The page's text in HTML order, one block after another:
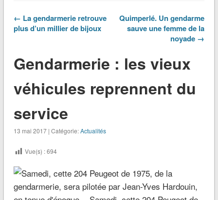
← La gendarmerie retrouve
plus d’un millier de bijoux
Quimperlé. Un gendarme
sauve une femme de la
noyade →
Gendarmerie : les vieux
véhicules reprennent du
service
13 mai 2017 | Catégorie:Actualités
Vue(s) :694